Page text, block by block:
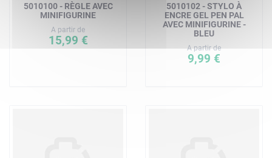
5010100 - RÈGLE AVEC
MINIFIGURINE
A partir de
15,99 €
5010102 - STYLO À
ENCRE GEL PEN PAL
AVEC MINIFIGURINE -
BLEU
A partir de
9,99 €